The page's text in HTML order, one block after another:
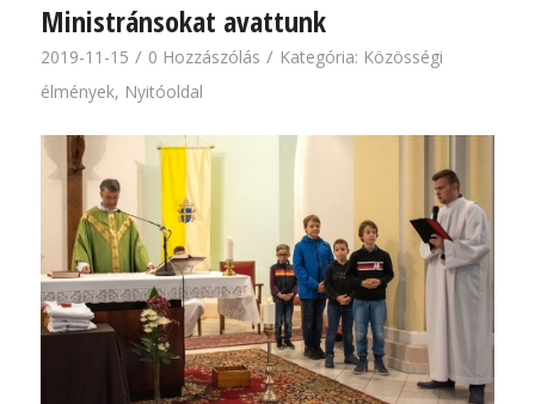
Ministránsokat avattunk
2019-11-15 / 0 Hozzászólás / Kategória: Közösségi
élmények, Nyitóoldal